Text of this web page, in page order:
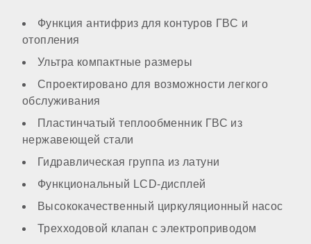
Преднагрев теплообменника ГВС
Утепление теплообменника ГВС
Функция антифриз для контуров ГВС и
отопления
Ультра компактные размеры
Спроектировано для возможности легкого
обслуживания
Пластинчатый теплообменник ГВС из
нержавеющей стали
Гидравлическая группа из латуни
Функциональный LCD-дисплей
Высококачественный циркуляционный насос
Трехходовой клапан с электроприводом